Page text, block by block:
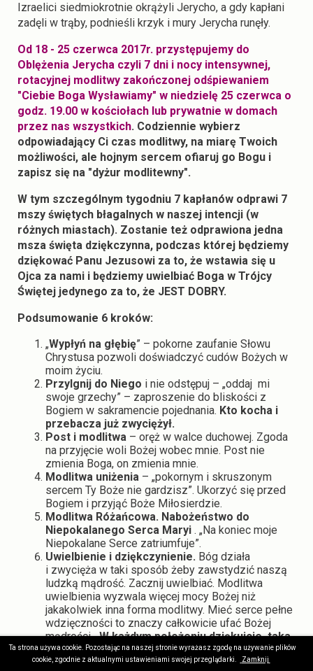
Izraelici siedmiokrotnie okrążyli Jerycho, a gdy kapłani
zadęli w trąby, podnieśli krzyk i mury Jerycha runęły.
Od 18 - 25 czerwca 2017r. przystępujemy do
Oblężenia Jerycha czyli 7 dni i nocy intensywnej,
rotacyjnej modlitwy zakończonej odśpiewaniem
"Ciebie Boga Wysławiamy" w niedzielę 25 czerwca o
godz. 19.00 w kościołach lub prywatnie w domach
przez nas wszystkich. Codziennie wybierz
odpowiadający Ci czas modlitwy, na miarę Twoich
możliwości, ale hojnym sercem ofiaruj go Bogu i
zapisz się na "dyżur modlitewny".
W tym szczególnym tygodniu 7 kapłanów odprawi 7
mszy świętych błagalnych w naszej intencji (w
różnych miastach). Zostanie też odprawiona jedna
msza święta dziękczynna, podczas której będziemy
dziękować Panu Jezusowi za to, że wstawia się u
Ojca za nami i będziemy uwielbiać Boga w Trójcy
Świętej jedynego za to, że JEST DOBRY.
Podsumowanie 6 kroków:
„Wypłyń na głębię” – pokorne zaufanie Słowu
Chrystusa pozwoli doświadczyć cudów Bożych w
moim życiu.
Przylgnij do Niego i nie odstępuj – „oddaj mi
swoje grzechy” – zaproszenie do bliskości z
Bogiem w sakramencie pojednania. Kto kocha i
przebacza już zwyciężył.
Post i modlitwa – oręż w walce duchowej. Zgoda
na przyjęcie woli Bożej wobec mnie. Post nie
zmienia Boga, on zmienia mnie.
Modlitwa uniżenia – „pokornym i skruszonym
sercem Ty Boże nie gardzisz”. Ukorzyć się przed
Bogiem i przyjąć Boże Miłosierdzie.
Modlitwa Różańcowa. Nabożeństwo do
Niepokalanego Serca Maryi . „Na koniec moje
Niepokalane Serce zatriumfuje”.
Uwielbienie i dziękczynienie. Bóg działa
i zwycięża w taki sposób żeby zawstydzić naszą
ludzką mądrość. Zacznij uwielbiać. Modlitwa
uwielbienia wyzwala więcej mocy Bożej niż
jakakolwiek inna forma modlitwy. Mieć serce pełne
wdzięczności to znaczy całkowicie ufać Bożej
mądrości. „W każdym położeniu dziękujcie, taka
jest bowiem wola Boża w Jezusie Chrystusie
względem was ” - bez względu na wszystko.
Ta strona używa cookie. Pozostając na naszej stronie wyrażasz zgodę na używanie plików
cookie, zgodnie z aktualnymi ustawieniami swojej przeglądarki.
Zamknij